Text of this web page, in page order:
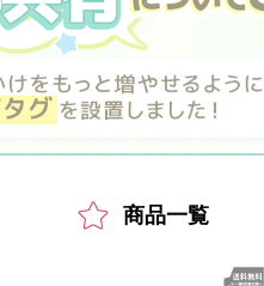
商品一覧